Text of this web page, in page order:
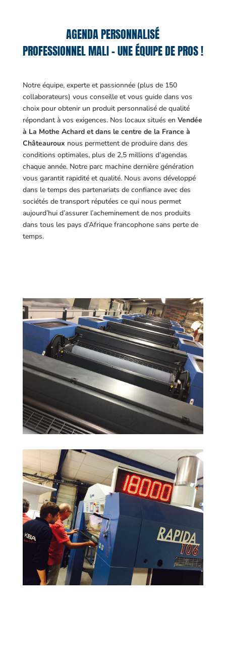
AGENDA PERSONNALISÉ
PROFESSIONNEL MALI – UNE ÉQUIPE DE PROS !
Notre équipe, experte et passionnée (plus de 150
collaborateurs) vous conseille et vous guide dans vos
choix pour obtenir un produit personnalisé de qualité
répondant à vos exigences. Nos locaux situés en Vendée
à La Mothe Achard et dans le centre de la France à
Châteauroux nous permettent de produire dans des
conditions optimales, plus de 2,5 millions d’agendas
chaque année. Notre parc machine dernière génération
vous garantit rapidité et qualité. Nous avons développé
dans le temps des partenariats de confiance avec des
sociétés de transport réputées ce qui nous permet
aujourd’hui d’assurer l’acheminement de nos produits
dans tous les pays d’Afrique francophone sans perte de
temps.